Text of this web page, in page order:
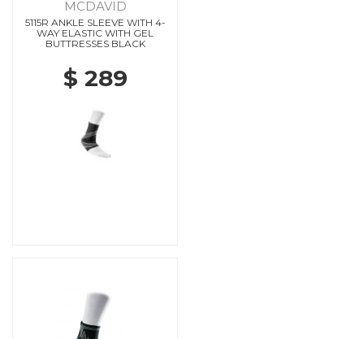
MCDAVID
5115R ANKLE SLEEVE WITH 4-
WAY ELASTIC WITH GEL
BUTTRESSES BLACK
$ 289